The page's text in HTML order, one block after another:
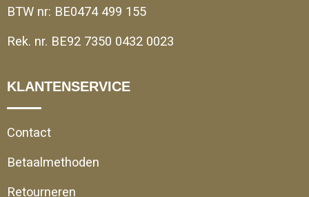
BTW nr: BE0474 499 155
Rek. nr. BE92 7350 0432 0023
KLANTENSERVICE
Contact
Betaalmethoden
Retourneren